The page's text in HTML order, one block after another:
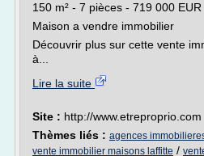
150 m² - 7 pièces - 719 000 EUR
Maison a vendre immobilier
Découvrir plus sur cette vente
à...
Lire la suite
Site : http://www.etreproprio.com
Thèmes liés : agences
vente immobilier maisons laffitte /